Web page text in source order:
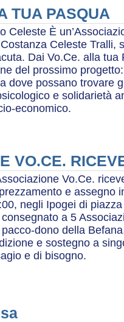
TUA PASQUA
Celeste È
Celeste Tralli,
Dai Vo.Ce. alla tua
del prossimo
dove possano trovare
e solidarietà
economico.
VO.CE.
Vo.Ce.
e assegno
negli Ipogei di
consegnato a 5
pacco-dono della
e sostegno a
e di bisogno.